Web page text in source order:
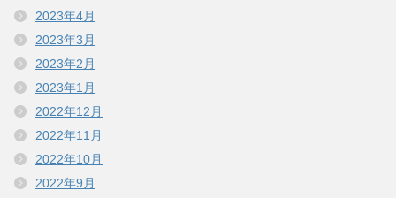
2023年4月
2023年3月
2023年2月
2023年1月
2022年12月
2022年11月
2022年10月
2022年9月